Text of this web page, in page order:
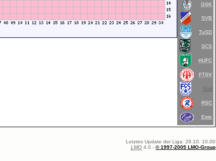
GSK
SVB
TuSD
SCS
HUFC
FTSV
Süd
RSC
Este
Letztes Update der Liga: 29.10. 10.00
LMO 4.0 - © 1997-2005 LMO-Group